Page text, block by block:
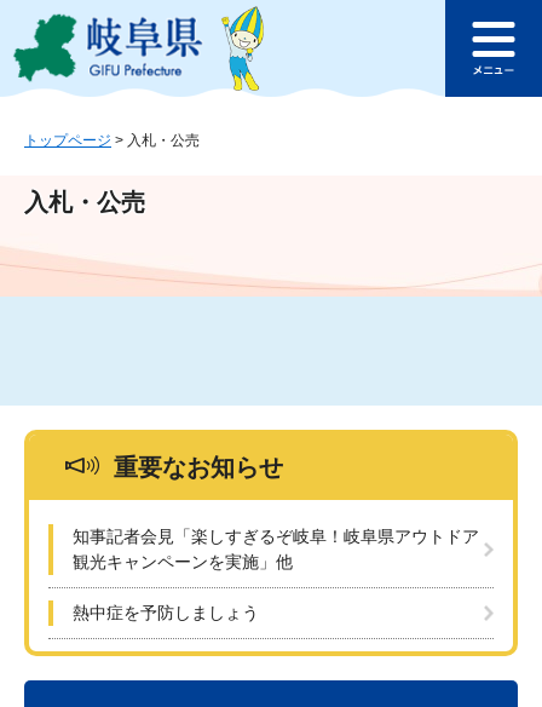
ジ
ュ
文
このページの本文へ
ュ
トップページ > 入札・公売
入札・公売
重要なお知らせ
知事記者会見「楽しすぎるぞ岐阜！岐阜県アウトドア
観光キャンペーンを実施」他
熱中症を予防しましょう